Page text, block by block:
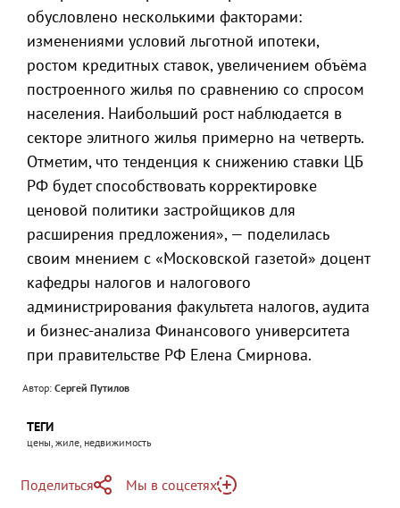
обусловлено несколькими факторами:
изменениями условий льготной ипотеки,
ростом кредитных ставок, увеличением объёма
построенного жилья по сравнению со спросом
населения. Наибольший рост наблюдается в
секторе элитного жилья примерно на четверть.
Отметим, что тенденция к снижению ставки ЦБ
РФ будет способствовать корректировке
ценовой политики застройщиков для
расширения предложения», — поделилась
своим мнением с «Московской газетой» доцент
кафедры налогов и налогового
администрирования факультета налогов, аудита
и бизнес-анализа Финансового университета
при правительстве РФ Елена Смирнова.
Автор: Сергей Путилов
ТЕГИ
цены, жиле, недвижимость
Поделиться
Мы в соцсетях